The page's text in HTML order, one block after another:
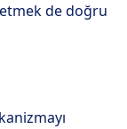
de doğru